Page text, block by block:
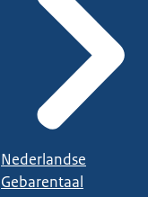
Nederlandse
Gebarentaal